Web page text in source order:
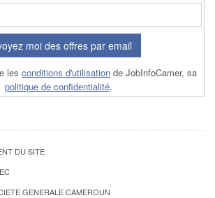
moi des offres par email
les conditions d'utilisation de JobInfoCamer, sa
politique de confidentialité.
DU SITE
GENERALE CAMEROUN